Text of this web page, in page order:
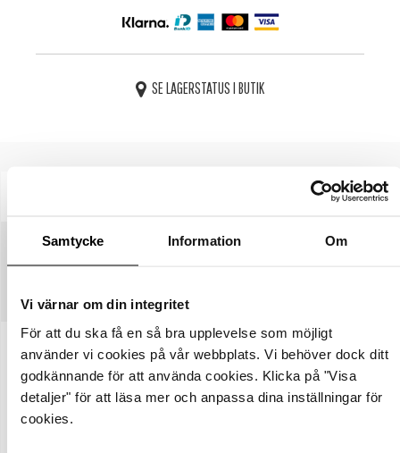
Samtycke Information Om
Vi värnar om din integritet
För att du ska få en så bra upplevelse som möjligt
använder vi cookies på vår webbplats. Vi behöver dock ditt
godkännande för att använda cookies. Klicka på "Visa
detaljer" för att läsa mer och anpassa dina inställningar för
cookies.
SE LAGERSTATUS I BUTIK
SPECIFIKATIONER
SKÖTSELRÅD
STORLEKSGUIDE
Artikelnummer: 1088164
The Greenwich från Tommy Hilfiger - stilräkra sneakers med
snygga strukturmönstrade partier. Ovandelen är tillverkad i rosa